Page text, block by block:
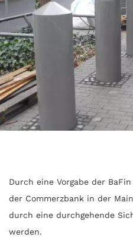
Durch eine Vorgabe der
der Commerzbank in der
durch eine durchgehende
werden.